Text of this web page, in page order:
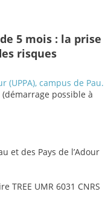
5 mois : la prise
risques
(UPPA), campus de Pau.
possible à
et des Pays de l’Adour
TREE UMR 6031 CNRS